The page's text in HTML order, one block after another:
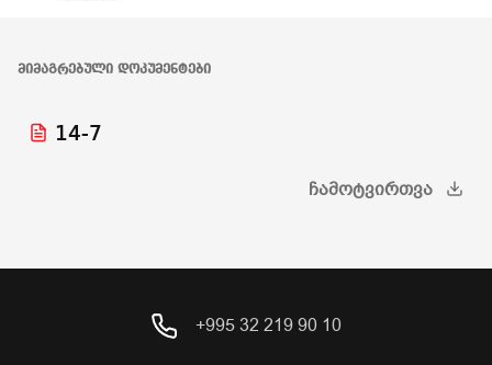
ᲛᲘᲛᲐᲒᲠᲔᲑᲣᲚᲘ ᲓᲝᲙᲣᲛᲔᲜᲢᲔᲑᲘ
14-7
ᲩᲐᲛᲝᲢᲕᲘᲠᲗᲕᲐ
+995 32 219 90 10